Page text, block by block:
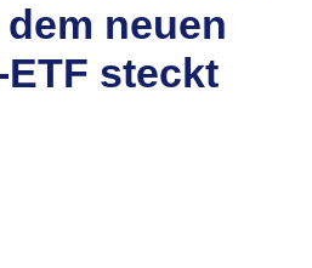
neuen
steckt